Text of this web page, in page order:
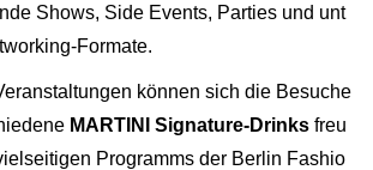
Shows, Side Events, Parties und unt
Formate.
können sich die Besuche
MARTINI Signature-Drinks freu
Programms der Berlin Fashio